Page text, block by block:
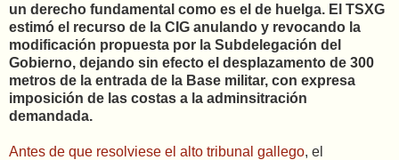
un derecho fundamental como es el de huelga. El TSXG
estimó el recurso de la CIG anulando y revocando la
modificación propuesta por la Subdelegación del
Gobierno, dejando sin efecto el desplazamento de 300
metros de la entrada de la Base militar, con expresa
imposición de las costas a la adminsitración
demandada.
Antes de que resolviese el alto tribunal gallego, el